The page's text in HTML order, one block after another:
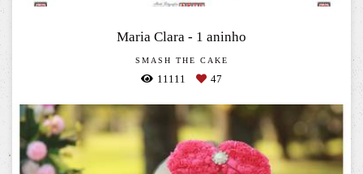
Maria Clara - 1 aninho
SMASH THE CAKE
11111 47